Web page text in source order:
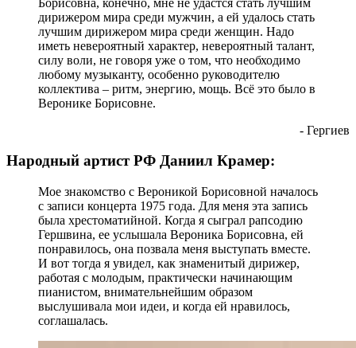
дирижером мира среди мужчин, а ей удалось стать
лучшим дирижером мира среди женщин. Надо
иметь невероятный характер, невероятный талант,
силу воли, не говоря уже о том, что необходимо
любому музыканту, особенно руководителю
коллектива – ритм, энергию, мощь. Всё это было в
Веронике Борисовне.
- Гергиев
Народный артист РФ Даниил Крамер:
Мое знакомство с Вероникой Борисовной началось
с записи концерта 1975 года. Для меня эта запись
была хрестоматийной. Когда я сыграл рапсодию
Гершвина, ее услышала Вероника Борисовна, ей
понравилось, она позвала меня выступать вместе.
И вот тогда я увидел, как знаменитый дирижер,
работая с молодым, практически начинающим
пианистом, внимательнейшим образом
выслушивала мои идеи, и когда ей нравилось,
соглашалась.